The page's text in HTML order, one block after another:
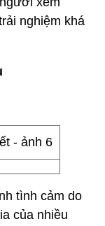
nghiệm khá
tình cảm do
của nhiều